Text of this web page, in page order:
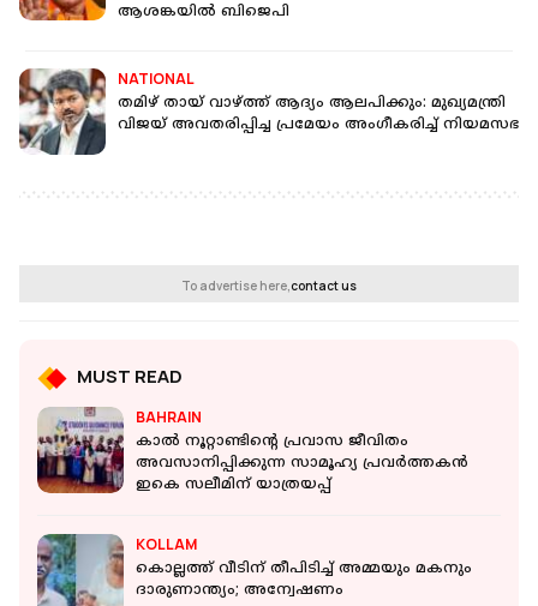
ആശങ്കയിൽ ബിജെപി
NATIONAL
തമിഴ് തായ് വാഴ്ത്ത് ആദ്യം ആലപിക്കും: മുഖ്യമന്ത്രി
വിജയ് അവതരിപ്പിച്ച പ്രമേയം അംഗീകരിച്ച് നിയമസഭ
To advertise here,contact us
MUST READ
BAHRAIN
കാൽ നൂറ്റാണ്ടിന്റെ പ്രവാസ ജീവിതം
അവസാനിപ്പിക്കുന്ന സാമൂഹ്യ പ്രവർത്തകൻ
ഇകെ സലീമിന് യാത്രയപ്പ്
KOLLAM
കൊല്ലത്ത് വീടിന് തീപിടിച്ച് അമ്മയും മകനും
ദാരുണാന്ത്യം; അന്വേഷണം